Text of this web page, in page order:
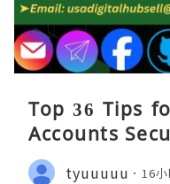
Top 36 Tips
Accounts
tyuuuuu 16